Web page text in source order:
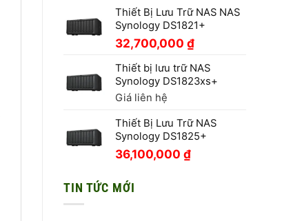
Thiết Bị Lưu Trữ NAS NAS
Synology DS1821+
32,700,000 ₫
Thiết bị lưu trữ NAS
Synology DS1823xs+
Giá liên hệ
Thiết Bị Lưu Trữ NAS
Synology DS1825+
36,100,000 ₫
TIN TỨC MỚI